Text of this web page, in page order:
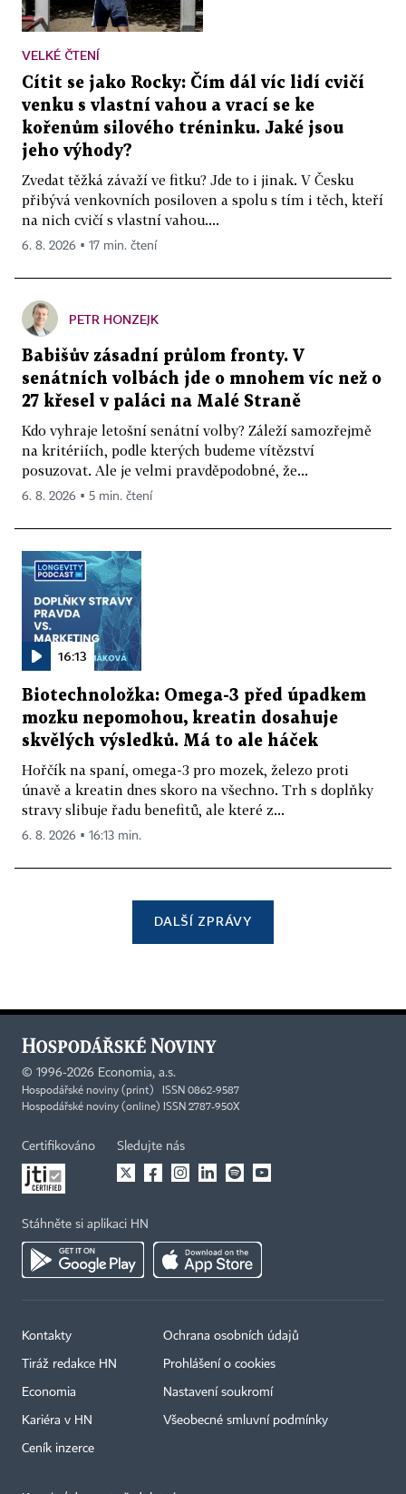
VELKÉ ČTENÍ
Cítit se jako Rocky: Čím dál víc lidí cvičí
venku s vlastní vahou a vrací se ke
kořenům silového tréninku. Jaké jsou
jeho výhody?
Zvedat těžká závaží ve fitku? Jde to i jinak. V Česku
přibývá venkovních posiloven a spolu s tím i těch, kteří
na nich cvičí s vlastní vahou....
6. 8. 2026 ▪ 17 min. čtení
PETR HONZEJK
Babišův zásadní průlom fronty. V
senátních volbách jde o mnohem víc než o
27 křesel v paláci na Malé Straně
Kdo vyhraje letošní senátní volby? Záleží samozřejmě
na kritériích, podle kterých budeme vítězství
posuzovat. Ale je velmi pravděpodobné, že...
6. 8. 2026 ▪ 5 min. čtení
16:13
Biotechnoložka: Omega-3 před úpadkem
mozku nepomohou, kreatin dosahuje
skvělých výsledků. Má to ale háček
Hořčík na spaní, omega-3 pro mozek, železo proti
únavě a kreatin dnes skoro na všechno. Trh s doplňky
stravy slibuje řadu benefitů, ale které z...
6. 8. 2026 ▪ 16:13 min.
DALŠÍ ZPRÁVY
© 1996-2026 Economia, a.s.
Hospodářské noviny (print) ISSN 0862-9587
Hospodářské noviny (online) ISSN 2787-950X
Certifikováno Sledujte nás
Stáhněte si aplikaci HN
Kontakty
Tiráž redakce HN
Economia
Kariéra v HN
Ceník inzerce
Ochrana osobních údajů
Prohlášení o cookies
Nastavení soukromí
Všeobecné smluvní podmínky